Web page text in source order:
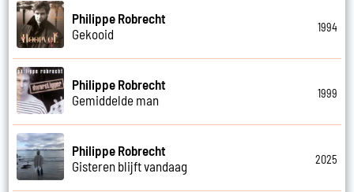
Philippe Robrecht
Gekooid
1994
Philippe Robrecht
Gemiddelde man
1999
Philippe Robrecht
Gisteren blijft vandaag
2025